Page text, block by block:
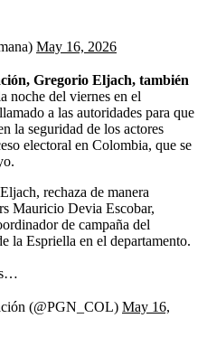
May 16, 2026
Gregorio Eljach, también
noche del viernes en el
a las autoridades para que
la seguridad de los actores
electoral en Colombia, que se
rechaza de manera
Mauricio Devia Escobar,
de campaña del
la Espriella en el departamento.
(@PGN_COL) May 16,